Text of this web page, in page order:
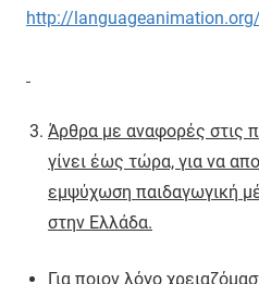
http:// languageanimation.org/
Άρθρα με αναφορές στις
γίνει έως τώρα, για να
εμψύχωση παιδαγωγική
στην Ελλάδα.
Για ποιον λόγο